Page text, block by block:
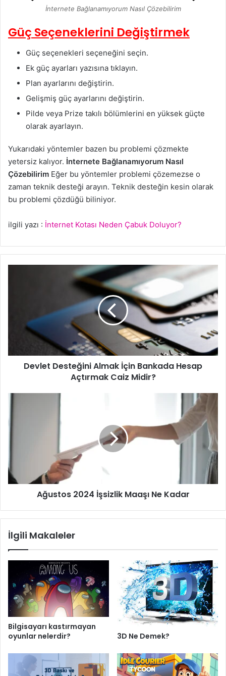
İnternete Bağlanamıyorum Nasıl Çözebilirim
Güç Seçeneklerini Değiştirmek
Güç seçenekleri seçeneğini seçin.
Ek güç ayarları yazısına tıklayın.
Plan ayarlarını değiştirin.
Gelişmiş güç ayarlarını değiştirin.
Pilde veya Prize takılı bölümlerini en yüksek güçte
olarak ayarlayın.
Yukarıdaki yöntemler bazen bu problemi çözmekte
yetersiz kalıyor. İnternete Bağlanamıyorum Nasıl
Çözebilirim Eğer bu yöntemler problemi çözemezse o
zaman teknik desteği arayın. Teknik desteğin kesin olarak
bu problemi çözdüğü biliniyor.
ilgili yazı : İnternet Kotası Neden Çabuk Doluyor?
Hesap
Açtırmak
Midir?
Devlet Desteğini Almak İçin Bankada Hesap
Açtırmak Caiz Midir?
İşsizlik
Ağustos 2024 İşsizlik Maaşı Ne Kadar
İlgili Makaleler
Bilgisayarı kastırmayan
oyunlar nelerdir?
3D Ne Demek?